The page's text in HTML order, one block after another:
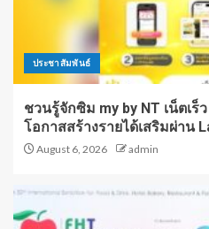
ประชาสัมพันธ์
ชวนรู้จักซิม my by NT เน็ตเ
โอกาสสร้างรายได้เสริมผ่าน
August 6, 2026 admin